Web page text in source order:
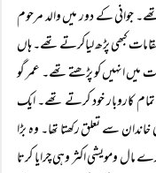
جوانی کے دور میں والد مرحوم
کبھی پڑھ لیاکرتے تھے۔ ہاں
انہیں کو پڑھتے تھے۔ عمر گو
کاروبار خود کرتے تھے۔ ایک
خاندان سے تعلق رکھتا تھا۔ وہ بڑا
ومویشی اکثر وہی چرایا کرتا